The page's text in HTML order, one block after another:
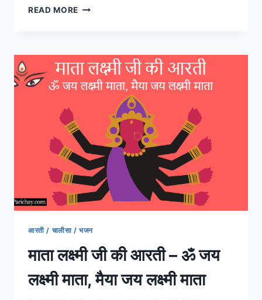
READ MORE श्री
की
चालीसा
हिंदी
आरती / चालीसा / भजन
माता लक्ष्मी जी की आरती – ॐ जय
लक्ष्मी माता, मैया जय लक्ष्मी माता